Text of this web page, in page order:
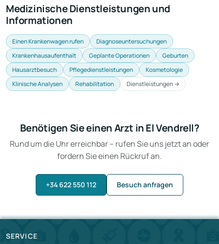
Medizinische Dienstleistungen und
Informationen
Einen Krankenwagen rufen
Diagnoseuntersuchungen
Krankenhausaufenthalt
Geplante Operationen
Geburten
Hausarztbesuch
Pflegedienstleistungen
Kosmetologie
Klinische Analysen
Rehabilitation Dienstleistungen →
Benötigen Sie einen Arzt in El Vendrell?
Rund um die Uhr erreichbar – rufen Sie uns jetzt an oder
fordern Sie einen Rückruf an.
+34 622 550 112 Besuch anfragen
SERVICE